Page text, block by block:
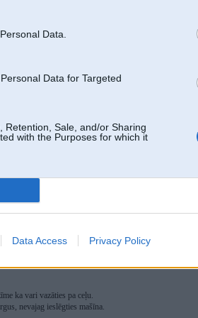
Data.
Data for Targeted
Retention, Sale, and/or Sharing
with the Purposes for which it
Data Access Privacy Policy
17:32:41@Janis_Janisrakstīja:
ka vari vazāties pa ceļu.
nevajag ieslēgties mašīna.